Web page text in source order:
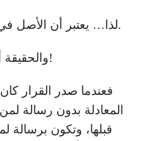
لذا… يعتبر أن الأصل في وجود المعادلة أنها مثل عدمها.
والحقيقة أن قرار المعادلة نفسه ولد ميتا!
فعندما صدر القرار